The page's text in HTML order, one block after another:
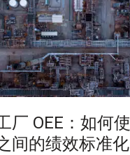
厂 OEE：如何
间的绩效标准化